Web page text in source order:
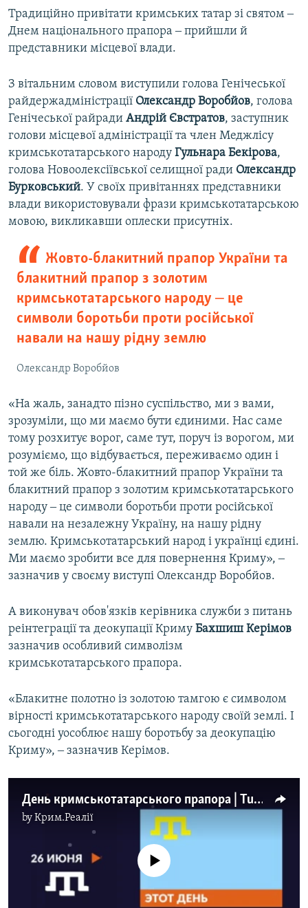
Традиційно привітати кримських татар зі святом ‒
Днем національного прапора ‒ прийшли й
представники місцевої влади.
З вітальним словом виступили голова Генічеської
райдержадміністрації Олександр Воробйов, голова
Генічеської райради Андрій Євстратов, заступник
голови місцевої адміністрації та член Меджлісу
кримськотатарського народу Гульнара Бекірова,
голова Новоолексіївської селищної ради Олександр
Бурковський. У своїх привітаннях представники
влади використовували фрази кримськотатарською
мовою, викликавши оплески присутніх.
Жовто-блакитний прапор України та
блакитний прапор з золотим
кримськотатарського народу ‒ це
символи боротьби проти російської
навали на нашу рідну землю
Олександр Воробйов
«На жаль, занадто пізно суспільство, ми з вами,
зрозуміли, що ми маємо бути єдиними. Нас саме
тому розхитує ворог, саме тут, поруч із ворогом, ми
розуміємо, що відбувається, переживаємо один і
той же біль. Жовто-блакитний прапор України та
блакитний прапор з золотим кримськотатарського
народу ‒ це символи боротьби проти російської
навали на незалежну Україну, на нашу рідну
землю. Кримськотатарський народ і українці єдині.
Ми маємо зробити все для повернення Криму», ‒
зазначив у своєму виступі Олександр Воробйов.
А виконувач обов'язків керівника служби з питань
реінтеграції та деокупації Криму Бахшиш Керімов
зазначив особливий символізм
кримськотатарського прапора.
«Блакитне полотно із золотою тамгою є символом
вірності кримськотатарського народу своїй землі. І
сьогодні уособлює нашу боротьбу за деокупацію
Криму», ‒ зазначив Керімов.
День кримськотатарського прапора | Tugra (відео)
byКрим.Реалії
No media source currently available